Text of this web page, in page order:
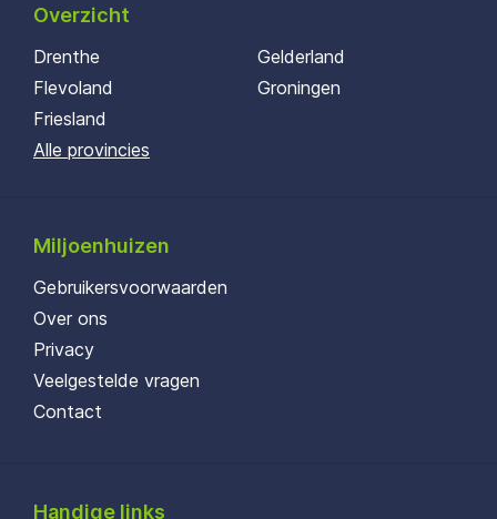
Overzicht
Drenthe
Flevoland
Friesland
Gelderland
Groningen
Alle provincies
Miljoenhuizen
Gebruikersvoorwaarden
Over ons
Privacy
Veelgestelde vragen
Contact
Handige links